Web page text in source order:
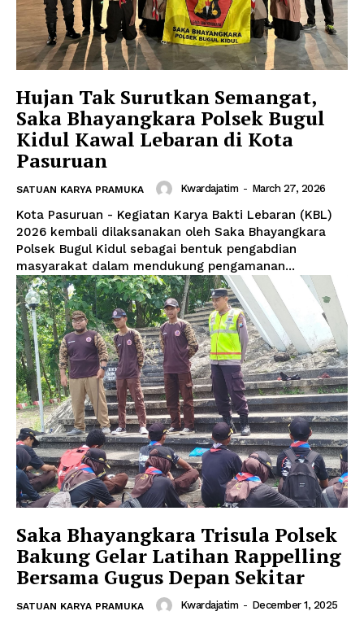
Hujan Tak Surutkan Semangat,
Saka Bhayangkara Polsek Bugul
Kidul Kawal Lebaran di Kota
Pasuruan
SATUAN KARYA PRAMUKA Kwardajatim - March 27, 2026
Kota Pasuruan - Kegiatan Karya Bakti Lebaran (KBL)
2026 kembali dilaksanakan oleh Saka Bhayangkara
Polsek Bugul Kidul sebagai bentuk pengabdian
masyarakat dalam mendukung pengamanan...
Saka Bhayangkara Trisula Polsek
Bakung Gelar Latihan Rappelling
Bersama Gugus Depan Sekitar
SATUAN KARYA PRAMUKA Kwardajatim - December 1, 2025